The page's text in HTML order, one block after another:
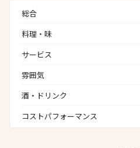
総合
料理・味
サービス
雰囲気
酒・ドリンク
コストパフォーマンス